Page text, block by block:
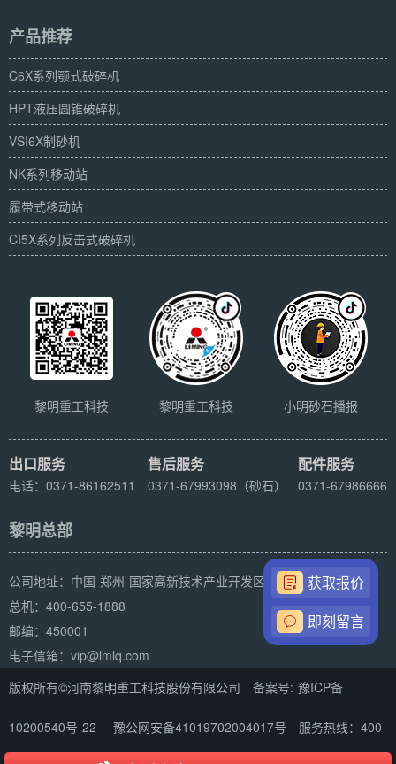
产品推荐
C6X系列颚式破碎机
HPT液压圆锥破碎机
VSI6X制砂机
NK系列移动站
履带式移动站
CI5X系列反击式破碎机
黎明重工科技 黎明重工科技 小明砂石播报
出口服务
电话：0371-86162511
售后服务
0371-67993098（砂石）
配件服务
0371-67986666
黎明总部
公司地址：中国-郑州-国家高新技术产业开发区科学大道169号
总机：400-655-1888
邮编：450001
电子信箱：vip@lmlq.com
版权所有©河南黎明重工科技股份有限公司 备案号: 豫ICP备
10200540号-22 豫公网安备41019702004017号 服务热线：400-
获取报价
即刻留言